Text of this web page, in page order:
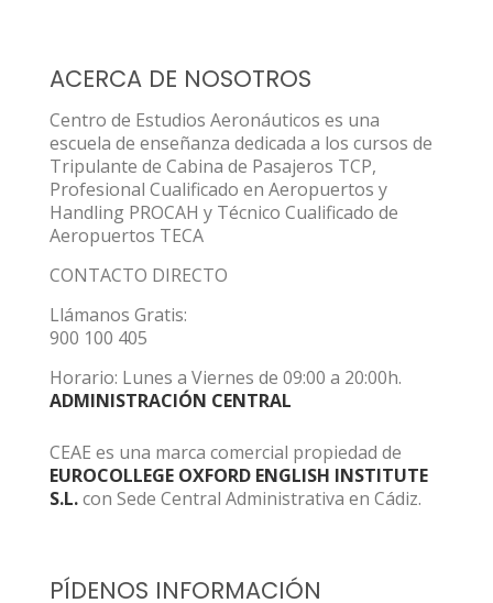
ACERCA DE NOSOTROS
Centro de Estudios Aeronáuticos es una
escuela de enseñanza dedicada a los cursos de
Tripulante de Cabina de Pasajeros TCP,
Profesional Cualificado en Aeropuertos y
Handling PROCAH y Técnico Cualificado de
Aeropuertos TECA
CONTACTO DIRECTO
Llámanos Gratis:
900 100 405
Horario: Lunes a Viernes de 09:00 a 20:00h.
ADMINISTRACIÓN CENTRAL
CEAE es una marca comercial propiedad de
EUROCOLLEGE OXFORD ENGLISH INSTITUTE
S.L.con Sede Central Administrativa en Cádiz.
PÍDENOS INFORMACIÓN